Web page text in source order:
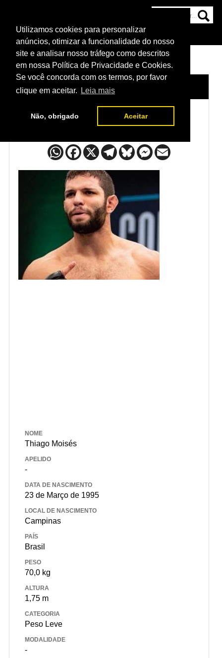
Utilizamos cookies para personalizar
anúncios, otimizar a funcionalidade do nosso
site e analisar nosso tráfego como descritos
em nossa Política de Privacidade e Cookies.
Se você concorda com os termos, por favor
clique em aceitar.
Leia mais
Não, obrigado Aceitar
NOTÍCIAS
HOME LUTADORES /
Thiago Moisés
NOME
Thiago Moisés
APELIDO
-
DATA DE NASCIMENTO
23 de Março de 1995
LOCAL DE NASCIMENTO
Campinas
PAÍS
Brasil
PESO
70,0 kg
ALTURA
1,75 m
CATEGORIA
Peso Leve
MODALIDADE
-